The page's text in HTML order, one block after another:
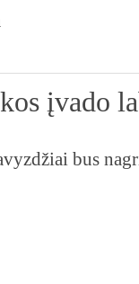
įvado
bus